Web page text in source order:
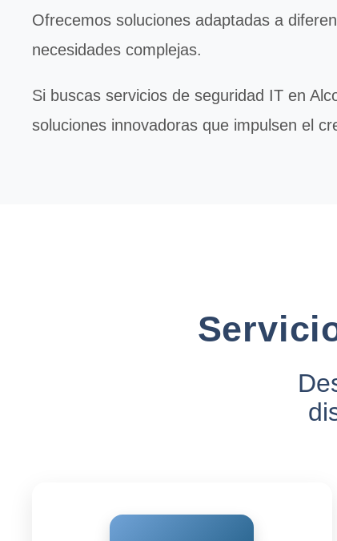
Ofrecemos soluciones adaptadas a
necesidades complejas.
Si buscas servicios de seguridad IT en
soluciones innovadoras que impulsen el